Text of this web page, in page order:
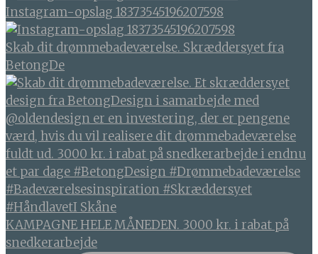
Instagram-opslag 18373545196207598
Skab dit drømmebadeværelse. Skræddersyet fra
BetongDe
KAMPAGNE HELE MÅNEDEN. 3000 kr. i rabat på
snedkerarbejde